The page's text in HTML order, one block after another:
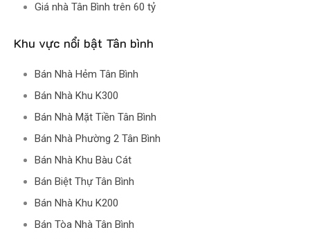
Giá nhà Tân Bình trên 60 tỷ
Khu vực nổi bật Tân bình
Bán Nhà Hẻm Tân Bình
Bán Nhà Khu K300
Bán Nhà Mặt Tiền Tân Bình
Bán Nhà Phường 2 Tân Bình
Bán Nhà Khu Bàu Cát
Bán Biệt Thự Tân Bình
Bán Nhà Khu K200
Bán Tòa Nhà Tân Bình